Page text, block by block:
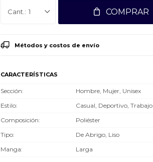
1 COMPRAR
Métodos y costos de envío
CARACTERÍSTICAS
Sección
Hombre, Mujer, Unisex
Estilo
Casual, Deportivo, Trabajo
Composición
Poliéster
Tipo
De Abrigo, Liso
Manga
Larga